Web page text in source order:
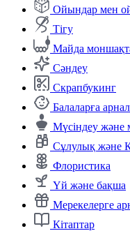
Ойындар мен
Тігу
Майда
Сәндеу
Скрапбукинг
Балаларға
Мүсіндеу және
Сұлулық және
Флористика
Үй және бақша
Мерекелерге
Кітаптар